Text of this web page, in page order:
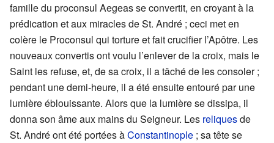
famille du proconsul Aegeas se convertit, en croyant à la
prédication et aux miracles de St. André ; ceci met en
colère le Proconsul qui torture et fait crucifier l’Apôtre. Les
nouveaux convertis ont voulu l’enlever de la croix, mais le
Saint les refuse, et, de sa croix, il a tâché de les consoler ;
pendant une demi-heure, il a été ensuite entouré par une
lumière éblouissante. Alors que la lumière se dissipa, il
donna son âme aux mains du Seigneur. Les reliquesde
St. André ont été portées àConstantinople ; sa tête se